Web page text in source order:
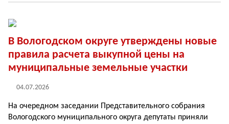
В Вологодском округе утверждены новые
правила расчета выкупной цены на
муниципальные земельные участки
04.07.2026
На очередном заседании Представительного собра­ния
Вологодского муници­пального округа депутаты приняли